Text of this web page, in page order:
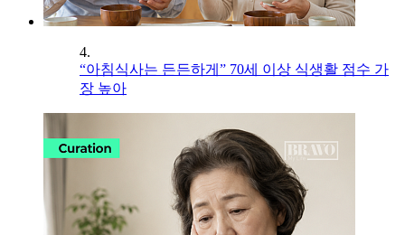
4.
“아침식사는 든든하게” 70세 이상 식생활 점수 가
장 높아